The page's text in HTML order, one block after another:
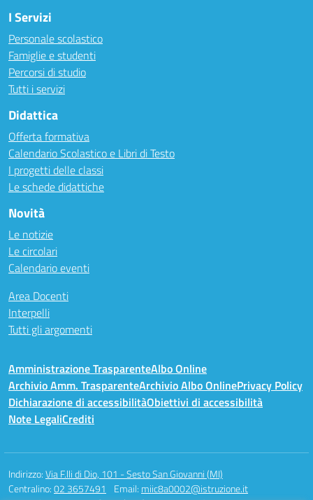
I Servizi
Personale scolastico
Famiglie e studenti
Percorsi di studio
Tutti i servizi
Didattica
Offerta formativa
Calendario Scolastico e Libri di Testo
I progetti delle classi
Le schede didattiche
Novità
Le notizie
Le circolari
Calendario eventi
Area Docenti
Interpelli
Tutti gli argomenti
Amministrazione TrasparenteAlbo Online
Archivio Amm. TrasparenteArchivio Albo OnlinePrivacy Policy
Dichiarazione di accessibilitàObiettivi di accessibilità
Note LegaliCrediti
Indirizzo:Via F.lli di Dio, 101 - Sesto San Giovanni (MI)
Centralino:02 3657491 Email: miic8a0002@istruzione.it